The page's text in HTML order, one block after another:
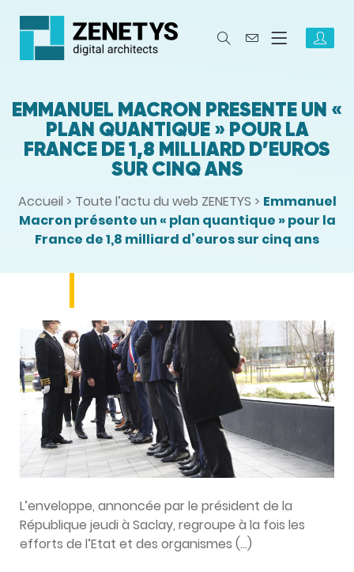
EMMANUEL MACRON PRÉSENTE UN «
PLAN QUANTIQUE » POUR LA
FRANCE DE 1,8 MILLIARD D’EUROS
SUR CINQ ANS
Accueil > Toute l’actu du web ZENETYS > Emmanuel
Macron présente un « plan quantique » pour la
France de 1,8 milliard d’euros sur cinq ans
L’enveloppe, annoncée par le président de la
République jeudi à Saclay, regroupe à la fois les
efforts de l’Etat et des organismes (…)